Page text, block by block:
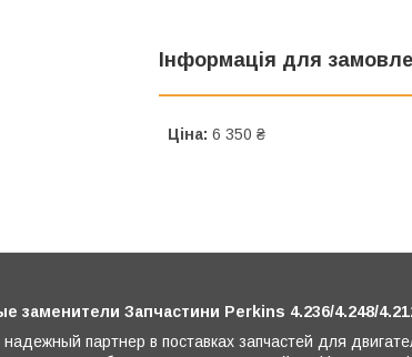
Інформація для
Ціна: 6 350 ₴
заменители Запчастини Perkins 4.236/4.248/
партнер в поставках запчастей для